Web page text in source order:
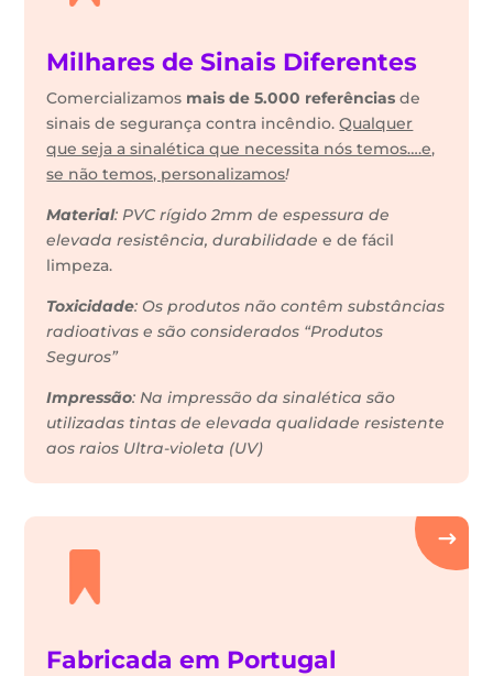
Milhares de Sinais Diferentes
Comercializamos mais de 5.000 referências de
sinais de segurança contra incêndio.Qualquer
que seja a sinalética que necessita nós temos….e,
se não temos, personalizamos!
Material: PVC rígido 2mm de espessura de
elevada resistência, durabilidadee de fácil
limpeza.
Toxicidade: Os produtos não contêm substâncias
radioativas e são considerados “Produtos
Seguros”
Impressão: Na impressão da sinalética são
utilizadas tintas de elevada qualidade resistente
aos raios Ultra-violeta (UV)
Fabricada em Portugal